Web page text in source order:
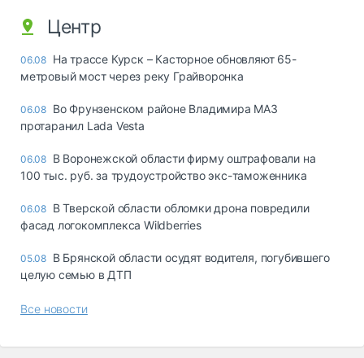
Центр
06.08 На трассе Курск – Касторное обновляют 65-
метровый мост через реку Грайворонка
06.08 Во Фрунзенском районе Владимира МАЗ
протаранил Lada Vesta
06.08 В Воронежской области фирму оштрафовали на
100 тыс. руб. за трудоустройство экс-таможенника
06.08 В Тверской области обломки дрона повредили
фасад логокомплекса Wildberries
05.08 В Брянской области осудят водителя, погубившего
целую семью в ДТП
Все новости